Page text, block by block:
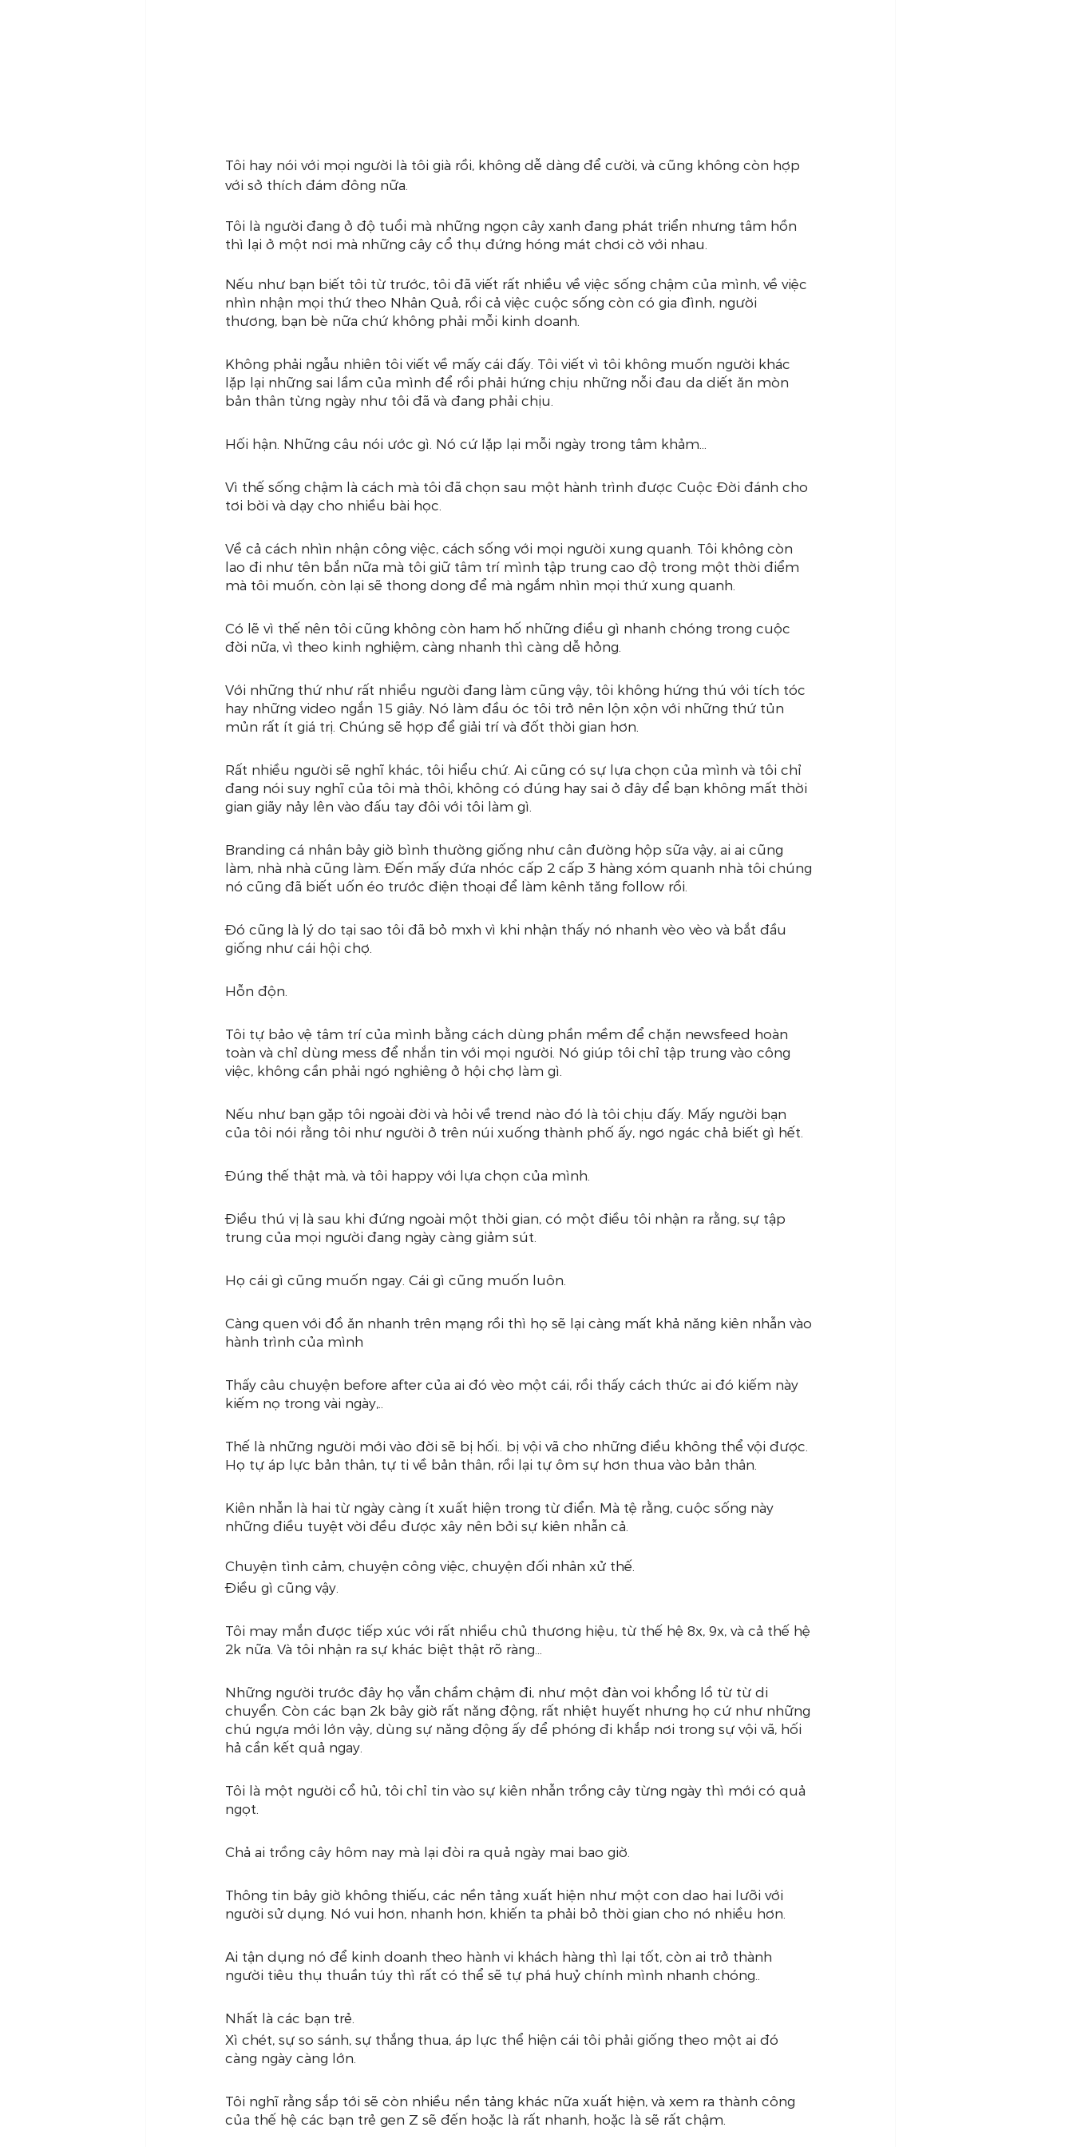
Tôi hay nói với mọi người là tôi già rồi, không dễ dàng để cười, và cũng không còn hợp
với sở thích đám đông nữa.
Tôi là người đang ở độ tuổi mà những ngọn cây xanh đang phát triển nhưng tâm hồn
thì lại ở một nơi mà những cây cổ thụ đứng hóng mát chơi cờ với nhau.
Nếu như bạn biết tôi từ trước, tôi đã viết rất nhiều về việc sống chậm của mình, về việc
nhìn nhận mọi thứ theo Nhân Quả, rồi cả việc cuộc sống còn có gia đình, người
thương, bạn bè nữa chứ không phải mỗi kinh doanh.
Không phải ngẫu nhiên tôi viết về mấy cái đấy. Tôi viết vì tôi không muốn người khác
lặp lại những sai lầm của mình để rồi phải hứng chịu những nỗi đau da diết ăn mòn
bản thân từng ngày như tôi đã và đang phải chịu.
Hối hận. Những câu nói ước gì. Nó cứ lặp lại mỗi ngày trong tâm khảm…
Vì thế sống chậm là cách mà tôi đã chọn sau một hành trình được Cuộc Đời đánh cho
tơi bời và dạy cho nhiều bài học.
Về cả cách nhìn nhận công việc, cách sống với mọi người xung quanh. Tôi không còn
lao đi như tên bắn nữa mà tôi giữ tâm trí mình tập trung cao độ trong một thời điểm
mà tôi muốn, còn lại sẽ thong dong để mà ngắm nhìn mọi thứ xung quanh.
Có lẽ vì thế nên tôi cũng không còn ham hố những điều gì nhanh chóng trong cuộc
đời nữa, vì theo kinh nghiệm, càng nhanh thì càng dễ hỏng.
Với những thứ như rất nhiều người đang làm cũng vậy, tôi không hứng thú với tích tóc
hay những video ngắn 15 giây. Nó làm đầu óc tôi trở nên lộn xộn với những thứ tủn
mủn rất ít giá trị. Chúng sẽ hợp để giải trí và đốt thời gian hơn.
Rất nhiều người sẽ nghĩ khác, tôi hiểu chứ. Ai cũng có sự lựa chọn của mình và tôi chỉ
đang nói suy nghĩ của tôi mà thôi, không có đúng hay sai ở đây để bạn không mất thời
gian giãy nảy lên vào đấu tay đôi với tôi làm gì.
Branding cá nhân bây giờ bình thường giống như cân đường hộp sữa vậy, ai ai cũng
làm, nhà nhà cũng làm. Đến mấy đứa nhóc cấp 2 cấp 3 hàng xóm quanh nhà tôi chúng
nó cũng đã biết uốn éo trước điện thoại để làm kênh tăng follow rồi.
Đó cũng là lý do tại sao tôi đã bỏ mxh vì khi nhận thấy nó nhanh vèo vèo và bắt đầu
giống như cái hội chợ.
Hỗn độn.
Tôi tự bảo vệ tâm trí của mình bằng cách dùng phần mềm để chặn newsfeed hoàn
toàn và chỉ dùng mess để nhắn tin với mọi người. Nó giúp tôi chỉ tập trung vào công
việc, không cần phải ngó nghiêng ở hội chợ làm gì.
Nếu như bạn gặp tôi ngoài đời và hỏi về trend nào đó là tôi chịu đấy. Mấy người bạn
của tôi nói rằng tôi như người ở trên núi xuống thành phố ấy, ngơ ngác chả biết gì hết.
Đúng thế thật mà, và tôi happy với lựa chọn của mình.
Điều thú vị là sau khi đứng ngoài một thời gian, có một điều tôi nhận ra rằng, sự tập
trung của mọi người đang ngày càng giảm sút.
Họ cái gì cũng muốn ngay. Cái gì cũng muốn luôn.
Càng quen với đồ ăn nhanh trên mạng rồi thì họ sẽ lại càng mất khả năng kiên nhẫn vào
hành trình của mình
Thấy câu chuyện before after của ai đó vèo một cái, rồi thấy cách thức ai đó kiếm này
kiếm nọ trong vài ngày,..
Thế là những người mới vào đời sẽ bị hối.. bị vội vã cho những điều không thể vội được.
Họ tự áp lực bản thân, tự ti về bản thân, rồi lại tự ôm sự hơn thua vào bản thân.
Kiên nhẫn là hai từ ngày càng ít xuất hiện trong từ điển. Mà tệ rằng, cuộc sống này
những điều tuyệt vời đều được xây nên bởi sự kiên nhẫn cả.
Chuyện tình cảm, chuyện công việc, chuyện đối nhân xử thế.
Điều gì cũng vậy.
Tôi may mắn được tiếp xúc với rất nhiều chủ thương hiệu, từ thế hệ 8x, 9x, và cả thế hệ
2k nữa. Và tôi nhận ra sự khác biệt thật rõ ràng...
Những người trước đây họ vẫn chầm chậm đi, như một đàn voi khổng lồ từ từ di
chuyển. Còn các bạn 2k bây giờ rất năng động, rất nhiệt huyết nhưng họ cứ như những
chú ngựa mới lớn vậy, dùng sự năng động ấy để phóng đi khắp nơi trong sự vội vã, hối
hả cần kết quả ngay.
Tôi là một người cổ hủ, tôi chỉ tin vào sự kiên nhẫn trồng cây từng ngày thì mới có quả
ngọt.
Chả ai trồng cây hôm nay mà lại đòi ra quả ngày mai bao giờ.
Thông tin bây giờ không thiếu, các nền tảng xuất hiện như một con dao hai lưỡi với
người sử dụng. Nó vui hơn, nhanh hơn, khiến ta phải bỏ thời gian cho nó nhiều hơn.
Ai tận dụng nó để kinh doanh theo hành vi khách hàng thì lại tốt, còn ai trở thành
người tiêu thụ thuần túy thì rất có thể sẽ tự phá huỷ chính mình nhanh chóng..
Nhất là các bạn trẻ.
Xì chét, sự so sánh, sự thắng thua, áp lực thể hiện cái tôi phải giống theo một ai đó
càng ngày càng lớn.
Tôi nghĩ rằng sắp tới sẽ còn nhiều nền tảng khác nữa xuất hiện, và xem ra thành công
của thế hệ các bạn trẻ gen Z sẽ đến hoặc là rất nhanh, hoặc là sẽ rất chậm.